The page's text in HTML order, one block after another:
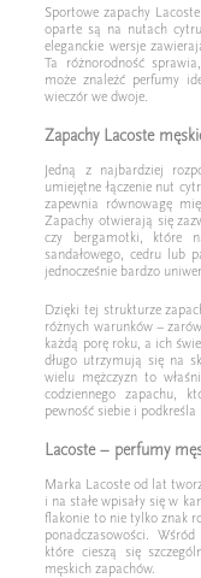
Sportowe zapachy
oparte są na nutach
eleganckie wersje
Ta różnorodność
może znaleźć perfumy
wieczór we dwoje.
Zapachy Lacoste
Jedną z najbardziej
umiejętne łączenie nut
zapewnia równowagę
Zapachy otwierają się
czy bergamotki, które
sandałowego, cedru lub
jednocześnie bardzo
Dzięki tej strukturze
różnych warunków –
każdą porę roku, a ich
długo utrzymują się na
wielu mężczyzn to
codziennego zapachu,
pewność siebie i
Lacoste – perfumy
Marka Lacoste od lat
i na stałe wpisały się w
flakonie to nie tylko znak
ponadczasowości.
które cieszą się
męskich zapachów.